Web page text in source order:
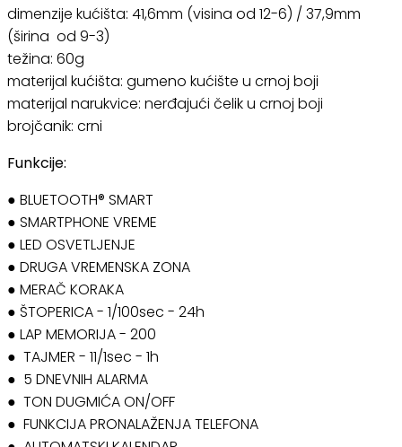
dimenzije kućišta: 41,6mm (visina od 12-6) / 37,9mm
(širina od 9-3)
težina: 60g
materijal kućišta: gumeno kućište u crnoj boji
materijal narukvice: nerđajući čelik u crnoj boji
brojčanik: crni
Funkcije:
● BLUETOOTH® SMART
● SMARTPHONE VREME
● LED OSVETLJENJE
● DRUGA VREMENSKA ZONA
● MERAČ KORAKA
● ŠTOPERICA - 1/100sec - 24h
● LAP MEMORIJA - 200
● TAJMER - 11/1sec - 1h
● 5 DNEVNIH ALARMA
● TON DUGMIĆA ON/OFF
● FUNKCIJA PRONALAŽENJA TELEFONA